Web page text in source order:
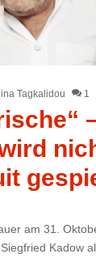
Tagkalidou 1
am 31.
Kadow